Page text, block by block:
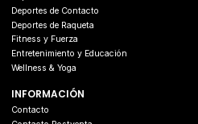
Deportes de Contacto
Deportes de Raqueta
Fitness y Fuerza
Entretenimiento y Educación
Wellness & Yoga
INFORMACIÓN
Contacto